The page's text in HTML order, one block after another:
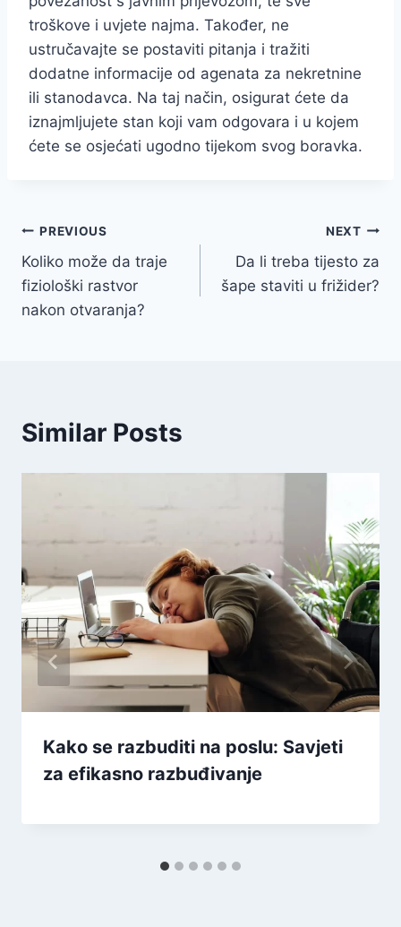
troškove i uvjete najma. Također, ne
ustručavajte se postaviti pitanja i tražiti
dodatne informacije od agenata za nekretnine
ili stanodavca. Na taj način, osigurat ćete da
iznajmljujete stan koji vam odgovara i u kojem
ćete se osjećati ugodno tijekom svog boravka.
Post
navigation
PREVIOUS
Koliko može da traje
fiziološki rastvor
nakon otvaranja?
NEXT
Da li treba tijesto za
šape staviti u frižider?
Similar Posts
Kako se razbuditi na poslu: Savjeti
za efikasno razbuđivanje